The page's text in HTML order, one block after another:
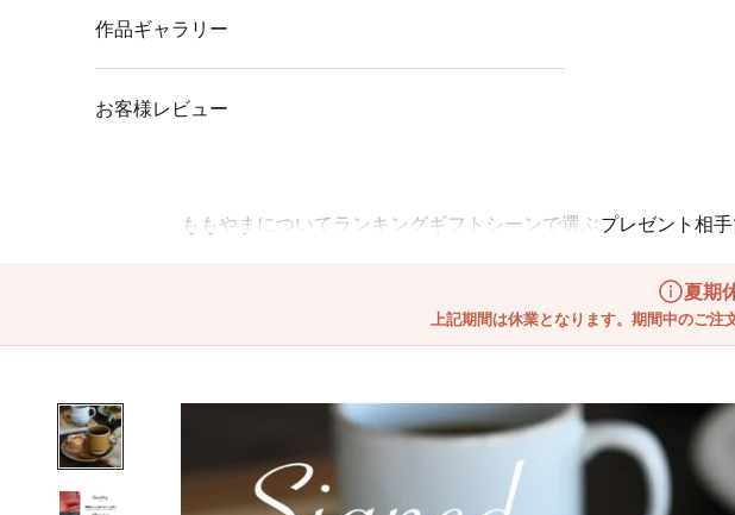
ももやまについて ランキングギフトシーンで選ぶプレゼント相
作品ギャラリー
お客様レビュー
夏期
上記期間は休業となります。期間中のご